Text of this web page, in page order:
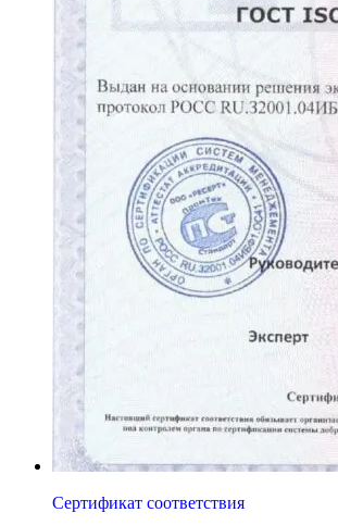
Сертификат соответствия